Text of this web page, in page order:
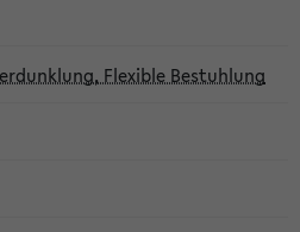
Flexible Bestuhlung